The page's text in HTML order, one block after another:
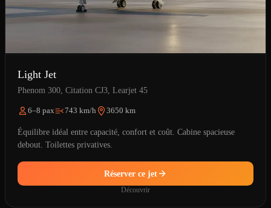
Light Jet
Phenom 300, Citation CJ3, Learjet 45
6–8 pax 743 km/h 3650 km
Équilibre idéal entre capacité, confort et coût. Cabine spacieuse
debout. Toilettes privatives.
Réserver ce jet
Découvrir